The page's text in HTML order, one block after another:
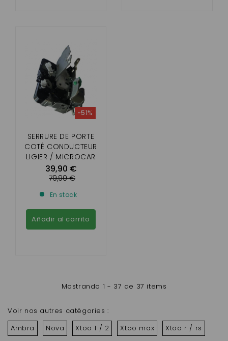
SERRURE DE PORTE
COTÉ CONDUCTEUR
LIGIER / MICROCAR
39,90 €
-51%
79,90 €
En stock
Añadir al carrito
Mostrando 1 - 37 de 37 items
Voir nos autres catégories :
Ambra
Nova Xtoo 1 / 2 Xtoo max Xtoo r / rs